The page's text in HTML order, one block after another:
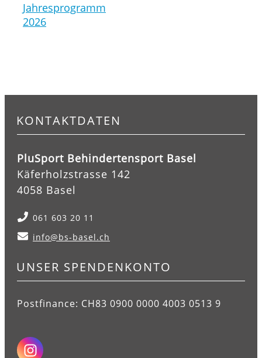
Jahresprogramm
2026
KONTAKTDATEN
PluSport Behindertensport Basel
Käferholzstrasse 142
4058 Basel
061 603 20 11
info@bs-basel.ch
UNSER SPENDENKONTO
Postfinance: CH83 0900 0000 4003 0513 9